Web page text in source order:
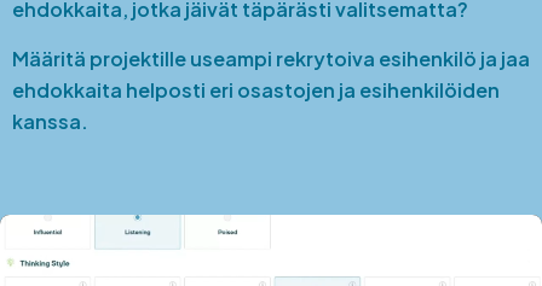
ehdokkaita, jotka jäivät täpärästi valitsematta?
Määritä projektille useampi rekrytoiva esihenkilö ja jaa
ehdokkaita helposti eri osastojen ja esihenkilöiden
kanssa.